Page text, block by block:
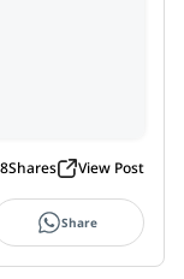
8Shares View Post
Share